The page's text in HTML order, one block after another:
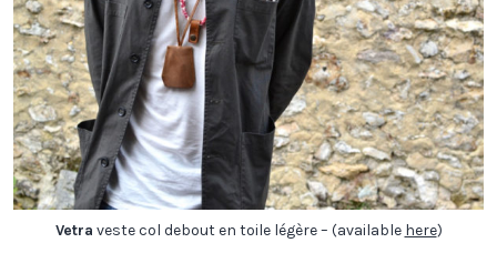
Vetra veste col debout en toile légère – (available here)